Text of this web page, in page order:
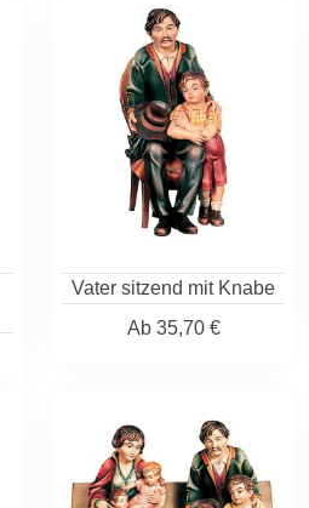
Vater sitzend mit Knabe
Ab35,70 €